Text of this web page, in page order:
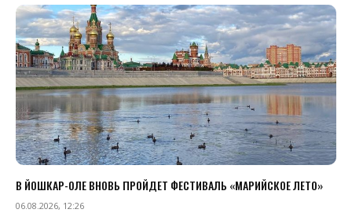
В ЙОШКАР-ОЛЕ ВНОВЬ ПРОЙДЕТ ФЕСТИВАЛЬ «МАРИЙСКОЕ ЛЕТО»
06.08.2026, 12:26